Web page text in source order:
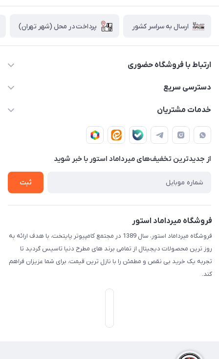
ارسال به سراسر کشور پرداخت در محل (شهر تهران)
ارتباط با فروشگاه حضوری
02188874370 - 02188874371
پایتخت - طبقه اول - واحد 172
دسترسی سریع
صـفـحـه اصـلـی
دربـاره مـیـردامـاد اسـتـور
خدمات مشتریان
قـوانـیـن و مـقـررات
روش هـای پـرداخـت
تـیـکـت بـه پـشـتـیـبـانـی
از جدید‌ترین تخفیف‌های میرداماد استور با‌ خبر شوید
ثبت
فروشگاه میرداماد استور
فروشگاه میرداماد استور، سال 1389 در مجتمع کامپیوتر پایتخت، با هدف ارائه به
روز ترین محصولات دیجیتال از تمامی برند های مطرح دنیا تاسیس گردید تا
تجربه یک خرید بی نقص و مطمئن را با نازل ترین قیمت، برای شما عزیزان فراهم
کند.